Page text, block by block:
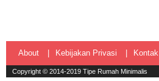
About Kebijakan Privasi Kontak
Copyright © 2014-2019 Tipe Rumah Minimalis